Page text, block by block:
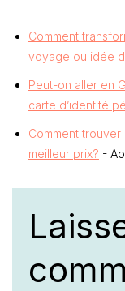
Comment
voyage ou idée
Peut-on aller en
carte d’identité
Comment trouver
meilleur prix? -